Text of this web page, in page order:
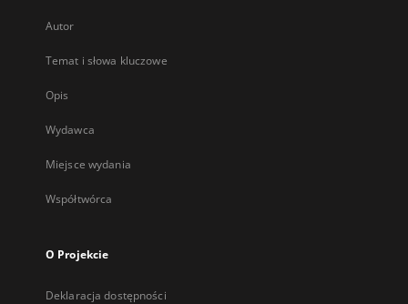
Autor
Temat i słowa kluczowe
Opis
Wydawca
Miejsce wydania
Współtwórca
O Projekcie
Deklaracja dostępności